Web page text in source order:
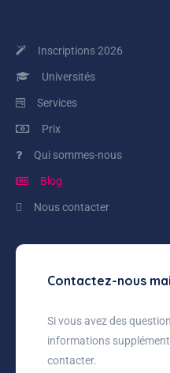
Inscriptions 2026
Universités
Services
Prix
Qui sommes-nous
Blog
Nous contacter
Contactez-nous
Si vous avez des
informations
contacter.